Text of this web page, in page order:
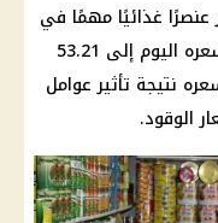
عنصرًا غذائيًا مهمًا في
العديد من الأسر المصرية، فقد وصل سعره اليوم إلى 53.21
نتيجة تأثير عوامل
الوقود.